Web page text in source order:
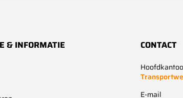
& INFORMATIE CONTACT
E-mail